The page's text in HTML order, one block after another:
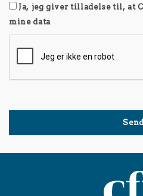
Ja, jeg giver tilladelse til, at
mine data